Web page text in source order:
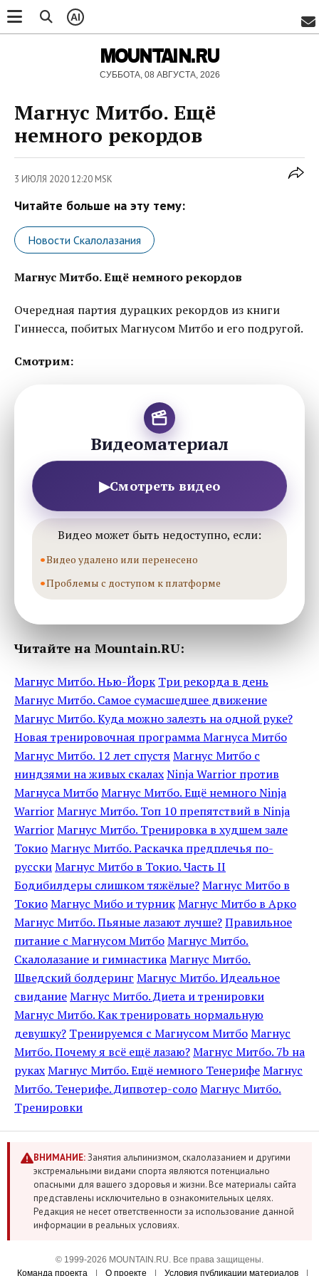
AI
MOUNTAIN.RU
СУББОТА, 08 АВГУСТА, 2026
Магнус Митбо. Ещё
немного рекордов
3 ИЮЛЯ 2020 12:20 MSK
Читайте больше на эту тему:
Новости Скалолазания
Магнус Митбо. Ещё немного рекордов
Очередная партия дурацких рекордов из книги
Гиннесса, побитых Магнусом Митбо и его подругой.
Смотрим:
Видеоматериал
▶Смотреть видео
Видео может быть недоступно, если:
Видео удалено или перенесено
Проблемы с доступом к платформе
Читайте на Mountain.RU:
Магнус Митбо. Нью-Йорк Три рекорда в день
Магнус Митбо. Самое сумасшедшее движение
Магнус Митбо. Куда можно залезть на одной руке?
Новая тренировочная программа Магнуса Митбо
Магнус Митбо. 12 лет спустя Магнус Митбо с
ниндзями на живых скалахNinja Warrior против
Магнуса МитбоМагнус Митбо. Ещё немного Ninja
WarriorМагнус Митбо. Топ 10 препятствий в Ninja
WarriorМагнус Митбо. Тренировка в худшем зале
ТокиоМагнус Митбо. Раскачка предплечья по-
русскиМагнус Митбо в Токио. Часть II
Бодибилдеры слишком тяжёлые?Магнус Митбо в
ТокиоМагнус Мибо и турникМагнус Митбо в Арко
Магнус Митбо. Пьяные лазают лучше?Правильное
питание с Магнусом МитбоМагнус Митбо.
Скалолазание и гимнастикаМагнус Митбо.
Шведский болдеринг Магнус Митбо. Идеальное
свиданиеМагнус Митбо. Диета и тренировки
Магнус Митбо. Как тренировать нормальную
девушку? Тренируемся с Магнусом МитбоМагнус
Митбо. Почему я всё ещё лазаю?Магнус Митбо. 7b на
рукахМагнус Митбо. Ещё немного ТенерифеМагнус
Митбо. Тенерифе. Дипвотер-солоМагнус Митбо.
Тренировки
ВНИМАНИЕ:Занятия альпинизмом, скалолазанием и другими
экстремальными видами спорта являются потенциально
опасными для вашего здоровья и жизни. Все материалы сайта
представлены исключительно в ознакомительных целях.
Редакция не несет ответственности за использование данной
информации в реальных условиях.
© 1999-2026 MOUNTAIN.RU. Все права защищены.
Команда проекта
О проекте Условия публикации материалов